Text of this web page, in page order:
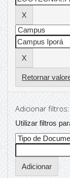
Retornar
Adicionar filtros:
Utilizar filtros